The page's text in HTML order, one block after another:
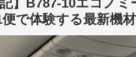
便で体験する最新機